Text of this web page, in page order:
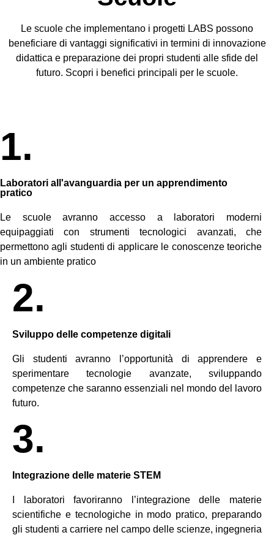
Le scuole che implementano i progetti LABS possono
beneficiare di vantaggi significativi in termini di innovazione
didattica e preparazione dei propri studenti alle sfide del
futuro. Scopri i benefici principali per le scuole.
1.
Laboratori all'avanguardia per un apprendimento
pratico
Le scuole avranno accesso a laboratori moderni
equipaggiati con strumenti tecnologici avanzati, che
permettono agli studenti di applicare le conoscenze teoriche
in un ambiente pratico
2.
Sviluppo delle competenze digitali
Gli studenti avranno l’opportunità di apprendere e
sperimentare tecnologie avanzate, sviluppando
competenze che saranno essenziali nel mondo del lavoro
futuro.
3.
Integrazione delle materie STEM
I laboratori favoriranno l’integrazione delle materie
scientifiche e tecnologiche in modo pratico, preparando
gli studenti a carriere nel campo delle scienze, ingegneria